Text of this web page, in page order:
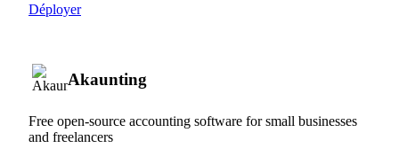
Déployer
Akaunting
Free open-source accounting software for small businesses
and freelancers